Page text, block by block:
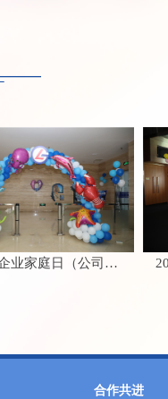
2018某企业家庭日（公司运动区） 2018某
合作共进